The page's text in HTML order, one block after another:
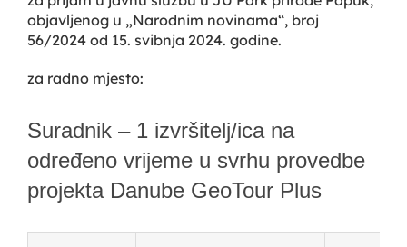
objavljenog u „Narodnim novinama“, broj
56/2024 od 15. svibnja 2024. godine.
za radno mjesto:
Suradnik – 1 izvršitelj/ica na
određeno vrijeme u svrhu provedbe
projekta Danube GeoTour Plus